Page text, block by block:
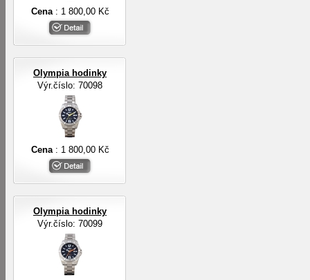
Cena : 1 800,00 Kč
Olympia hodinky
Výr.číslo: 70098
Cena : 1 800,00 Kč
Olympia hodinky
Výr.číslo: 70099